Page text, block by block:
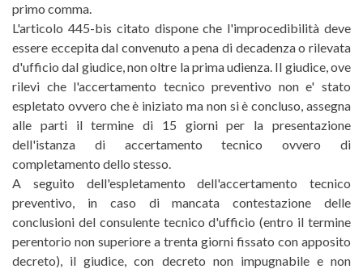
primo comma.
L'articolo 445-bis citato dispone che l'improcedibilità deve
essere eccepita dal convenuto a pena di decadenza o rilevata
d'ufficio dal giudice, non oltre la prima udienza. Il giudice, ove
rilevi che l'accertamento tecnico preventivo non e' stato
espletato ovvero che è iniziato ma non si è concluso, assegna
alle parti il termine di 15 giorni per la presentazione
dell'istanza di accertamento tecnico ovvero di
completamento dello stesso.
A seguito dell'espletamento dell'accertamento tecnico
preventivo, in caso di mancata contestazione delle
conclusioni del consulente tecnico d'ufficio (entro il termine
perentorio non superiore a trenta giorni fissato con apposito
decreto), il giudice, con decreto non impugnabile e non